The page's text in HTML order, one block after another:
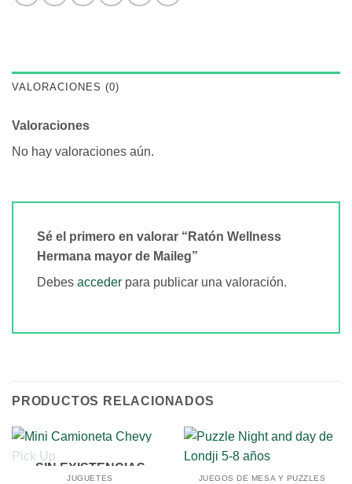
VALORACIONES (0)
Valoraciones
No hay valoraciones aún.
Sé el primero en valorar “Ratón Wellness
Hermana mayor de Maileg”
Debes acceder para publicar una valoración.
PRODUCTOS RELACIONADOS
SIN EXISTENCIAS
JUGUETES JUEGOS DE MESA Y PUZZLES